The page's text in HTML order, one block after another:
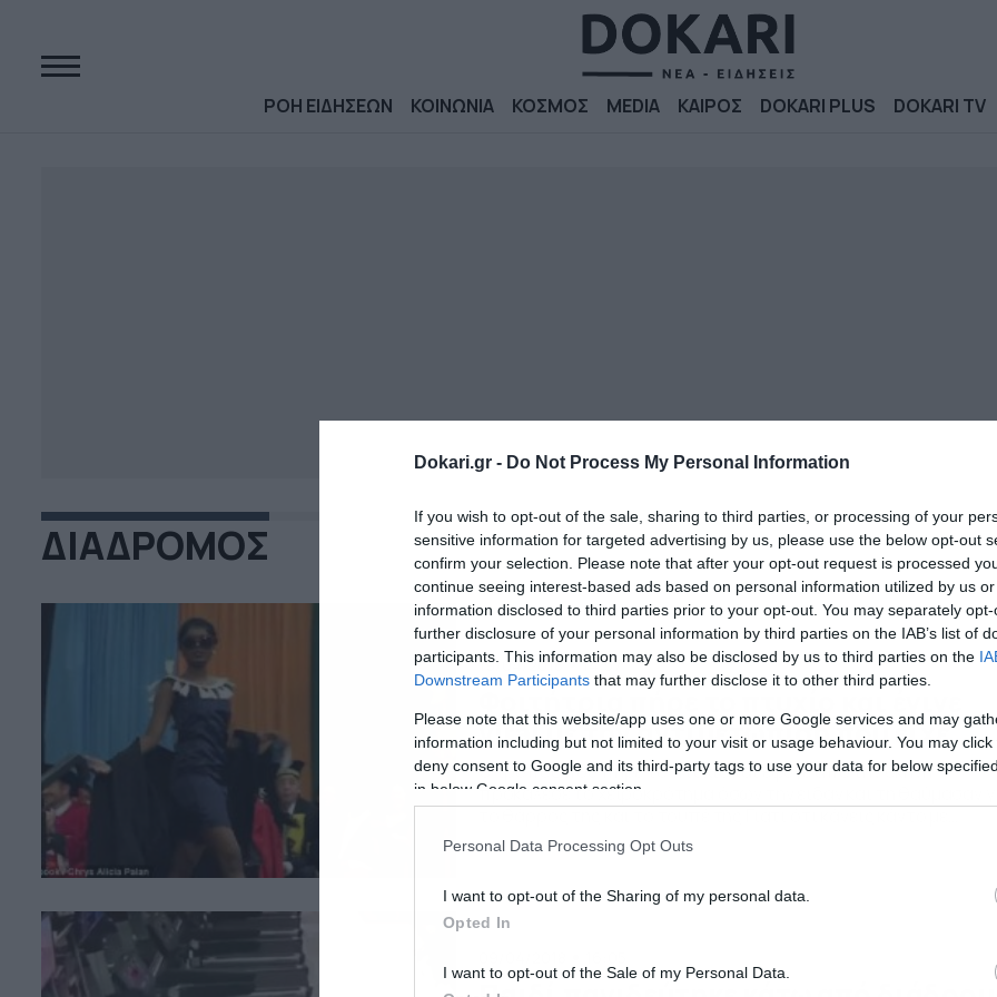
Dokari.gr - Do Not Process My Personal Information
If you wish to opt-out of the sale, sharing to third parties, or processing of your
sensitive information for targeted advertising by us, please use the below opt-out
confirm your selection. Please note that after your opt-out request is processed
continue seeing interest-based ads based on personal information utilized by us
information disclosed to third parties prior to your opt-out. You may separately
further disclosure of your personal information by third parties on the IAB’s list of
participants. This information may also be disclosed by us to third parties on the
Downstream Participants that may further disclose it to other third parties.
Please note that this website/app uses one or more Google services and may
information including but not limited to your visit or usage behaviour. You may
deny consent to Google and its third-party tags to use your data for below
in below Google consent section.
Personal Data Processing Opt Outs
I want to opt-out of the Sharing of my personal data.
Opted In
I want to opt-out of the Sale of my Personal Data.
ΡΟΗ ΕΙΔΗΣΕΩΝ ΚΟΙΝΩΝΙΑ ΚΟΣΜΟΣ MEDIA ΚΑΙΡΟΣ DOKARI PLUS DOKARI TV
ΔΙΑΔΡΟΜΟΣ
19/04/2018 14:57
Φοιτήτρια πήρε το πτυχίο και έγινε
viral με την αντιμετώπιση που είχε
Ο τρόπος που πήρε το πτυχίο και έφυγε από την σκηνή
προκάλεσε το χειροκρότημα όσων την είδαν και τη θαύμασαν
ταμπεραμέντο και αυτοπεποίθηση.